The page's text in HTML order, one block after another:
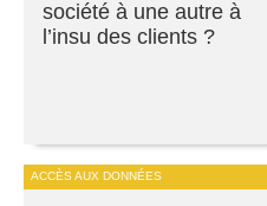
société à une autre à
l’insu des clients ?
ACCÈS AUX DONNÉES